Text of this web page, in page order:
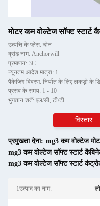
मोटर कम वोल्टेज सॉफ्ट स्टार्ट
उत्पत्ति के प्लेस: चीन
ब्रांड नाम: Anchorwill
प्रमाणन: 3C
न्यूनतम आदेश मात्रा: 1
पैकेजिंग विवरण: निर्यात के लिए लकड़ी के
प्रसव के समय: 1 - 10
भुगतान शर्तें: एल/सी, टी/टी
विस्तार
प्रमुखता देना: mg3 कम वोल्टेज
mg3 कम वोल्टेज सॉफ्ट स्टार्ट
mg3 कम वोल्टेज सॉफ्ट स्टार्ट
1उत्पाद का नाम: